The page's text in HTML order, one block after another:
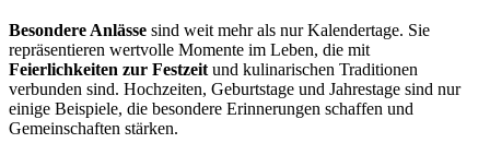
Besondere Anlässe sind weit mehr als nur Kalendertage. Sie
repräsentieren wertvolle Momente im Leben, die mit
Feierlichkeiten zur Festzeit und kulinarischen Traditionen
verbunden sind. Hochzeiten, Geburtstage und Jahrestage sind nur
einige Beispiele, die besondere Erinnerungen schaffen und
Gemeinschaften stärken.